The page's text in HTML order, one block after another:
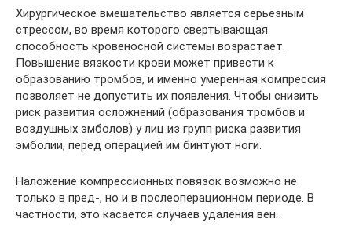
Хирургическое вмешательство является серьезным
стрессом, во время которого свертывающая
способность кровеносной системы возрастает.
Повышение вязкости крови может привести к
образованию тромбов, и именно умеренная компрессия
позволяет не допустить их появления. Чтобы снизить
риск развития осложнений (образования тромбов и
воздушных эмболов) у лиц из групп риска развития
эмболии, перед операцией им бинтуют ноги.
Наложение компрессионных повязок возможно не
только в пред-, но и в послеоперационном периоде. В
частности, это касается случаев удаления вен.